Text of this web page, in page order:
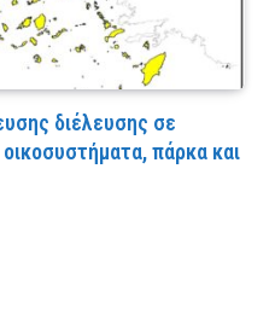
διέλευσης σε
πάρκα και